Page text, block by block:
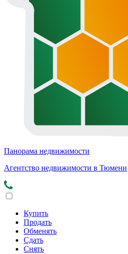
Панорама недвижимости
Агентство недвижимости в Тюмени
Купить
Продать
Обменять
Сдать
Снять